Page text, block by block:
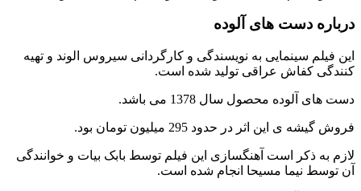
درباره دست های آلوده
این فیلم سینمایی به نویسندگی و کارگردانی سیروس الوند و تهیه
کنندگی کفاش عراقی تولید شده است.
دست های آلوده محصول سال 1378 می باشد.
فروش گیشه ی این اثر در حدود 295 میلیون تومان بود.
لازم به ذکر است آهنگسازی این فیلم توسط بابک بیات و خوانندگی
آن توسط نیما مسیحا انجام شده است.